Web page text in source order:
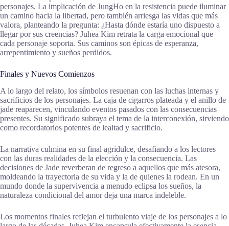
personajes. La implicación de JungHo en la resistencia puede iluminar
un camino hacia la libertad, pero también arriesga las vidas que más
valora, planteando la pregunta: ¿Hasta dónde estaría uno dispuesto a
llegar por sus creencias? Juhea Kim retrata la carga emocional que
cada personaje soporta. Sus caminos son épicas de esperanza,
arrepentimiento y sueños perdidos.
Finales y Nuevos Comienzos
A lo largo del relato, los símbolos resuenan con las luchas internas y
sacrificios de los personajes. La caja de cigarros plateada y el anillo de
jade reaparecen, vinculando eventos pasados con las consecuencias
presentes. Su significado subraya el tema de la interconexión, sirviendo
como recordatorios potentes de lealtad y sacrificio.
La narrativa culmina en su final agridulce, desafiando a los lectores
con las duras realidades de la elección y la consecuencia. Las
decisiones de Jade reverberan de regreso a aquellos que más atesora,
moldeando la trayectoria de su vida y la de quienes la rodean. En un
mundo donde la supervivencia a menudo eclipsa los sueños, la
naturaleza condicional del amor deja una marca indeleble.
Los momentos finales reflejan el turbulento viaje de los personajes a lo